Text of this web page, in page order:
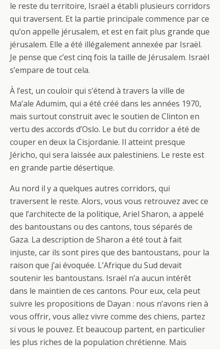
le reste du territoire, Israël a établi plusieurs corridors
qui traversent. Et la partie principale commence par ce
qu’on appelle jérusalem, et est en fait plus grande que
jérusalem. Elle a été illégalement annexée par Israël.
Je pense que c’est cinq fois la taille de Jérusalem. Israël
s’empare de tout cela.
À l’est, un couloir qui s’étend à travers la ville de
Ma’ale Adumim, qui a été créé dans les années 1970,
mais surtout construit avec le soutien de Clinton en
vertu des accords d’Oslo. Le but du corridor a été de
couper en deux la Cisjordanie. Il atteint presque
Jéricho, qui sera laissée aux palestiniens. Le reste est
en grande partie désertique.
Au nord il y a quelques autres corridors, qui
traversent le reste. Alors, vous vous retrouvez avec ce
que l’architecte de la politique, Ariel Sharon, a appelé
des bantoustans ou des cantons, tous séparés de
Gaza. La description de Sharon a été tout à fait
injuste, car ils sont pires que des bantoustans, pour la
raison que j’ai évoquée. L’Afrique du Sud devait
soutenir les bantoustans. Israël n’a aucun intérêt
dans le maintien de ces cantons. Pour eux, cela peut
suivre les propositions de Dayan : nous n’avons rien à
vous offrir, vous allez vivre comme des chiens, partez
si vous le pouvez. Et beaucoup partent, en particulier
les plus riches de la population chrétienne. Mais